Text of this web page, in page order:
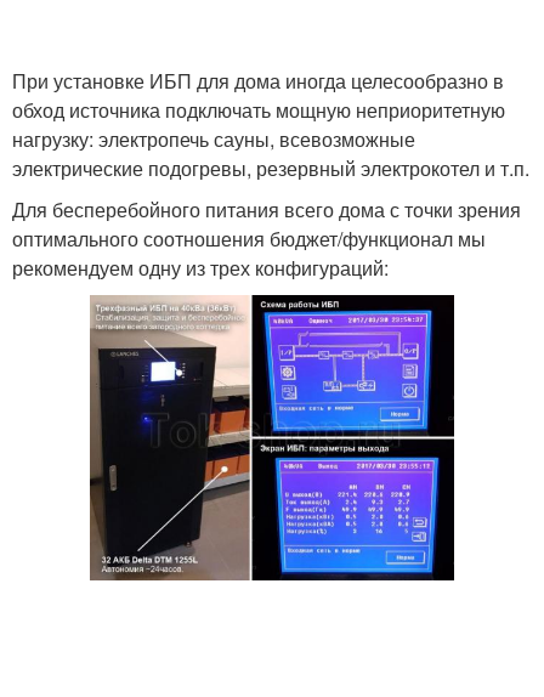
При установке ИБП для дома иногда целесообразно в
обход источника подключать мощную неприоритетную
нагрузку: электропечь сауны, всевозможные
электрические подогревы, резервный электрокотел и т.п.
Для бесперебойного питания всего дома с точки зрения
оптимального соотношения бюджет/функционал мы
рекомендуем одну из трех конфигураций: